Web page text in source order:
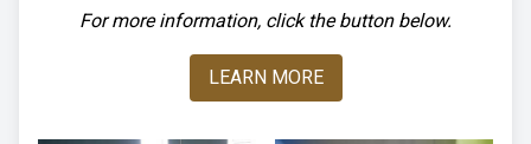
For more information, click the button below.
LEARN MORE